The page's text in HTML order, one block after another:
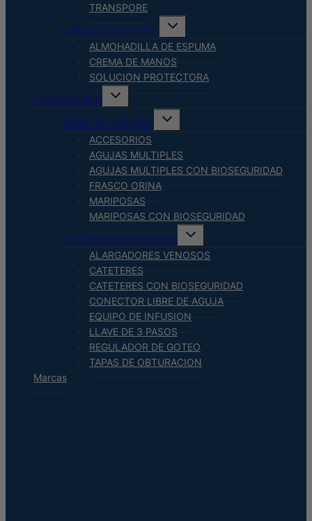
TRANSPORE
CUIDADO DE LA PIEL
Alternar
hijo
ALMOHADILLA DE ESPUMA
CREMA DE MANOS
SOLUCION PROTECTORA
LABORATORIO
Alternar
TOMA DE MUESTRA
Alternar
ACCESORIOS
AGUJAS MULTIPLES
AGUJAS MULTIPLES CON BIOSEGURIDAD
FRASCO ORINA
MARIPOSAS
MARIPOSAS CON BIOSEGURIDAD
VIA VENOSA E INFUSION
Alternar
hijo
ALARGADORES VENOSOS
CATETERES
CATETERES CON BIOSEGURIDAD
CONECTOR LIBRE DE AGUJA
EQUIPO DE INFUSION
LLAVE DE 3 PASOS
REGULADOR DE GOTEO
TAPAS DE OBTURACION
Marcas